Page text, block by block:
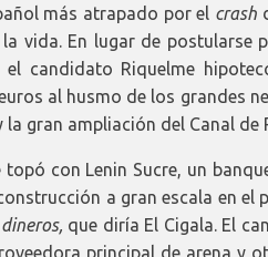
más atrapado por el crash
vida. En lugar de postularse
el candidato Riquelme
al husmo de los grandes
gran ampliación del Canal de
topó con Lenin Sucre, un
a gran escala en
que diría El Cigala. El
principal de arena y